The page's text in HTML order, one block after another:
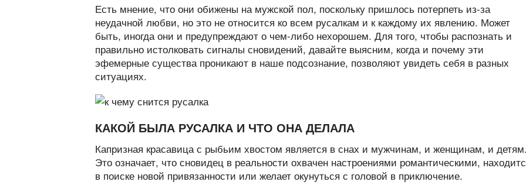
Есть мнение, что они обижены на мужской пол, поскольку пришлось потерпеть из-за
неудачной любви, но это не относится ко всем русалкам и к каждому их явлению. Может
быть, иногда они и предупреждают о чем-либо нехорошем. Для того, чтобы распознать и
правильно истолковать сигналы сновидений, давайте выясним, когда и почему эти
эфемерные существа проникают в наше подсознание, позволяют увидеть себя в разных
ситуациях.
КАКОЙ БЫЛА РУСАЛКА И ЧТО ОНА ДЕЛАЛА
Капризная красавица с рыбьим хвостом является в снах и мужчинам, и женщинам, и
Это означает, что сновидец в реальности охвачен настроениями романтическими,
в поиске новой привязанности или желает окунуться с головой в приключение.